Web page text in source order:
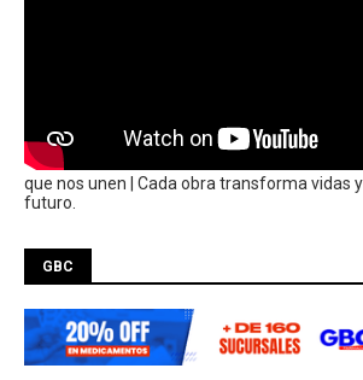
que nos unen | Cada obra transforma vidas
futuro.
GBC